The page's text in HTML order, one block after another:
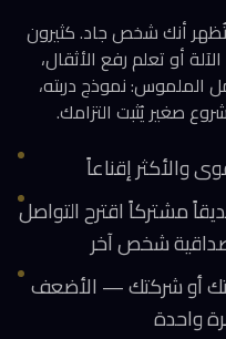
أنك شخص جاد. كثيرون
أو تعلم رفع الأثقال،
الملموس: نموذج دربته،
صغير يُثبت التزامك.
مشتركاً اقترح التواصل
شخص آخر
أو شركتك — الأضعف
واحدة